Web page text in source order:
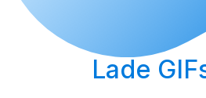
Lade